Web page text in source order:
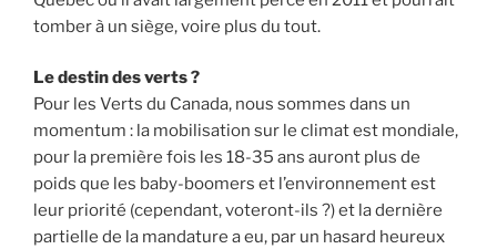
tomber à un siège, voire plus du tout.
Le destin des verts ?
Pour les Verts du Canada, nous sommes dans un
momentum : la mobilisation sur le climat est mondiale,
pour la première fois les 18-35 ans auront plus de
poids que les baby-boomers et l’environnement est
leur priorité (cependant, voteront-ils ?) et la dernière
partielle de la mandature a eu, par un hasard heureux